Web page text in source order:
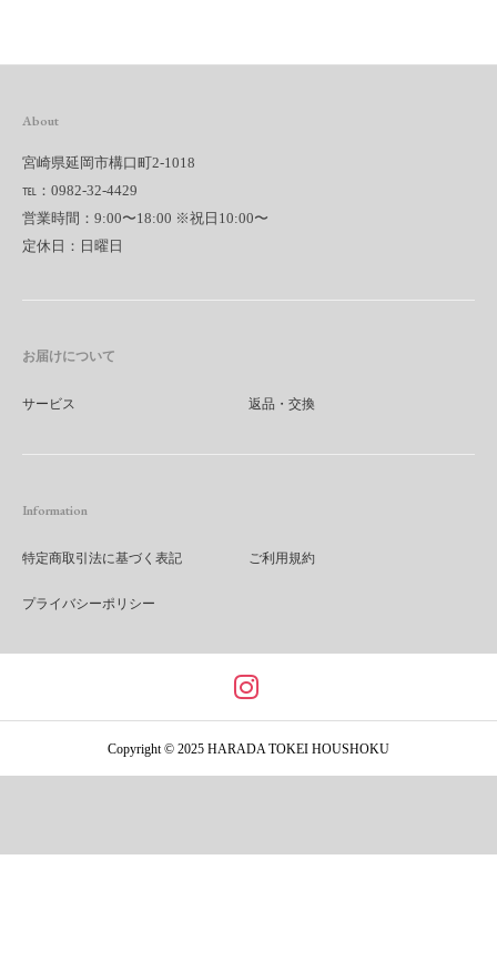
About
宮崎県延岡市構口町2-1018
℡：0982-32-4429
営業時間：9:00〜18:00 ※祝日10:00〜
定休日：日曜日
お届けについて
サービス 返品・交換
Information
特定商取引法に基づく表記 ご利用規約
プライバシーポリシー
Copyright © 2025 HARADA TOKEI HOUSHOKU